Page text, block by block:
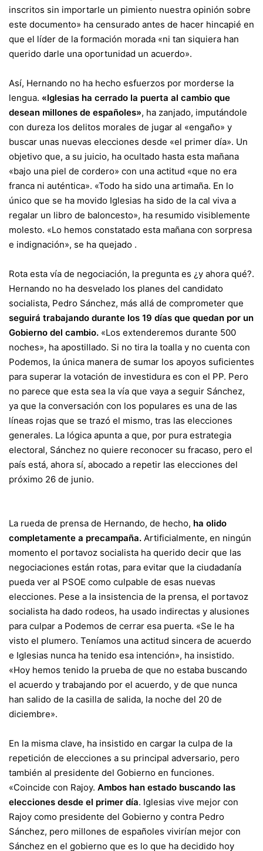
inscritos sin importarle un pimiento nuestra opinión sobre
este documento» ha censurado antes de hacer hincapié en
que el líder de la formación morada «ni tan siquiera han
querido darle una oportunidad un acuerdo».
Así, Hernando no ha hecho esfuerzos por morderse la
lengua. «Iglesias ha cerrado la puerta al cambio que
desean millones de españoles», ha zanjado, imputándole
con dureza los delitos morales de jugar al «engaño» y
buscar unas nuevas elecciones desde «el primer día». Un
objetivo que, a su juicio, ha ocultado hasta esta mañana
«bajo una piel de cordero» con una actitud «que no era
franca ni auténtica». «Todo ha sido una artimaña. En lo
único que se ha movido Iglesias ha sido de la cal viva a
regalar un libro de baloncesto», ha resumido visiblemente
molesto. «Lo hemos constatado esta mañana con sorpresa
e indignación», se ha quejado .
Rota esta vía de negociación, la pregunta es ¿y ahora qué?.
Hernando no ha desvelado los planes del candidato
socialista, Pedro Sánchez, más allá de comprometer que
seguirá trabajando durante los 19 días que quedan por un
Gobierno del cambio. «Los extenderemos durante 500
noches», ha apostillado. Si no tira la toalla y no cuenta con
Podemos, la única manera de sumar los apoyos suficientes
para superar la votación de investidura es con el PP. Pero
no parece que esta sea la vía que vaya a seguir Sánchez,
ya que la conversación con los populares es una de las
líneas rojas que se trazó el mismo, tras las elecciones
generales. La lógica apunta a que, por pura estrategia
electoral, Sánchez no quiere reconocer su fracaso, pero el
país está, ahora sí, abocado a repetir las elecciones del
próximo 26 de junio.
La rueda de prensa de Hernando, de hecho, ha olido
completamente a precampaña. Artificialmente, en ningún
momento el portavoz socialista ha querido decir que las
negociaciones están rotas, para evitar que la ciudadanía
pueda ver al PSOE como culpable de esas nuevas
elecciones. Pese a la insistencia de la prensa, el portavoz
socialista ha dado rodeos, ha usado indirectas y alusiones
para culpar a Podemos de cerrar esa puerta. «Se le ha
visto el plumero. Teníamos una actitud sincera de acuerdo
e Iglesias nunca ha tenido esa intención», ha insistido.
«Hoy hemos tenido la prueba de que no estaba buscando
el acuerdo y trabajando por el acuerdo, y de que nunca
han salido de la casilla de salida, la noche del 20 de
diciembre».
En la misma clave, ha insistido en cargar la culpa de la
repetición de elecciones a su principal adversario, pero
también al presidente del Gobierno en funciones.
«Coincide con Rajoy. Ambos han estado buscando las
elecciones desde el primer día. Iglesias vive mejor con
Rajoy como presidente del Gobierno y contra Pedro
Sánchez, pero millones de españoles vivirían mejor con
Sánchez en el gobierno que es lo que ha decidido hoy